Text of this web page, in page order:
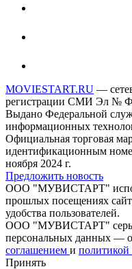
MOVIESTART.RU —
регистрации СМИ Эл №
Выдано Федеральной
информационных
Официальная торговая
идентификационным
ноября 2024 г.
Предложить новость
ООО "МУВИСТАРТ"
прошлых посещениях
удобства пользователей.
ООО "МУВИСТАРТ"
персональных данных —
соглашением и политикой
Принять